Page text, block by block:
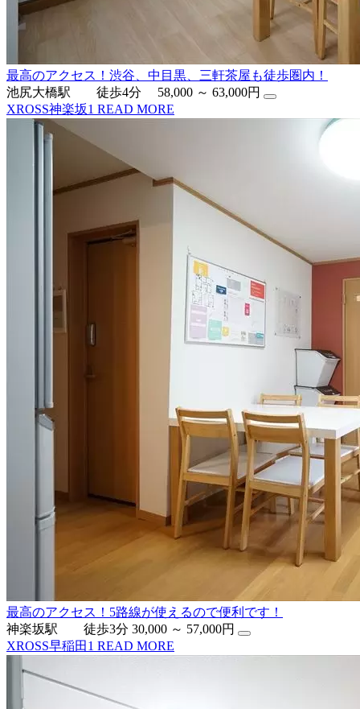
最高のアクセス！渋谷、中目黒、三軒茶屋も徒歩圏内！
池尻大橋駅 徒歩4分
58,000 ～ 63,000円
XROSS神楽坂1 READ MORE
最高のアクセス！5路線が使えるので便利です！
神楽坂駅 徒歩3分 30,000 ～ 57,000円
XROSS早稲田1 READ MORE